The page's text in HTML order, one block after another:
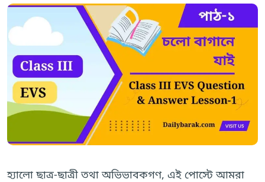
হ্যালো ছাত্র-ছাত্রী তথা অভিভাবকগণ, এই পোস্টে আমরা